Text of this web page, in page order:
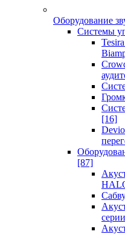
Оборудование
Системы
[16]
[87]